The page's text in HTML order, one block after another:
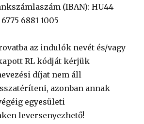
(IBAN): HU44
6881 1005
az indulók nevét és/vagy
RL kódját kérjük
díjat nem áll
azonban annak
egyesületi
leversenyezhető!